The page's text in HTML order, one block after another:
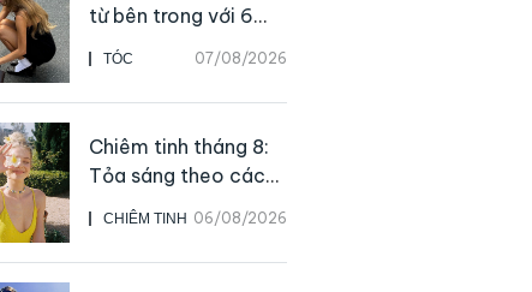
TÓC 07/08/2026
từ bên trong với 6
thực phẩm giàu
dưỡng chất
CHIÊM TINH 06/08/2026
Chiêm tinh tháng 8:
Tỏa sáng theo cách
của chính mình